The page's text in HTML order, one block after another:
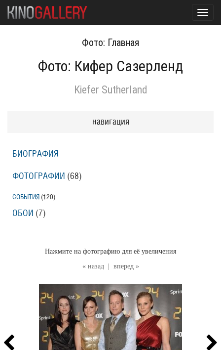
Фото: Главная
Фото: Кифер Сазерленд
Kiefer Sutherland
« назад вперед »
Нажмите на фотографию для её увеличения
навигация
БИОГРАФИЯ
ФОТОГРАФИИ (68)
СОБЫТИЯ (120)
ОБОИ (7)